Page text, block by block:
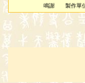
鳴謝
製作單